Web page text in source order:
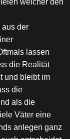
der
lassen
die Realität
und bleibt im
die
als die
Väter eine
anlegen ganz